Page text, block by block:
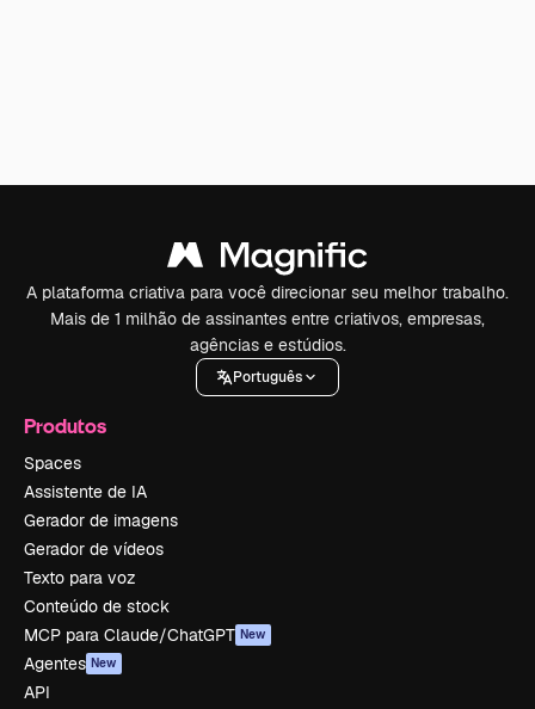
A plataforma criativa para você direcionar seu melhor trabalho.
Mais de 1 milhão de assinantes entre criativos, empresas,
agências e estúdios.
Português
Produtos
Spaces
Assistente de IA
Gerador de imagens
Gerador de vídeos
Texto para voz
Conteúdo de stock
MCP para Claude/ChatGPT New
Agentes New
API